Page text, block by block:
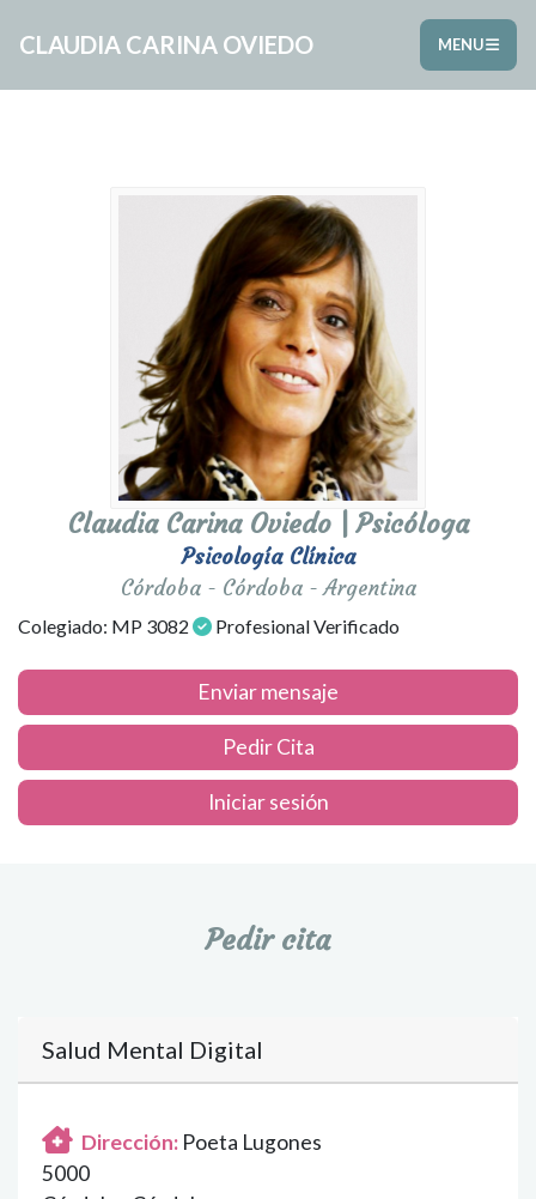
CLAUDIA CARINA OVIEDO MENU
Claudia Carina Oviedo | Psicóloga
Psicología Clínica
Córdoba - Córdoba - Argentina
Colegiado: MP 3082 Profesional Verificado
Enviar mensaje
Pedir Cita
Iniciar sesión
Pedir cita
Salud Mental Digital
Dirección: Poeta Lugones
5000